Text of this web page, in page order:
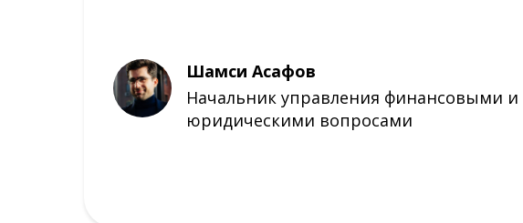
Шамси Асафов
Начальник управления финансовыми и
юридическими вопросами